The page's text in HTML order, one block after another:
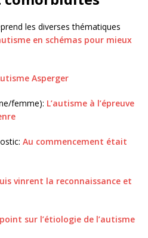
les diverses thématiques
en schémas pour mieux
Asperger
femme): L’autisme à l’épreuve
Au commencement était
vinrent la reconnaissance et
sur l’étiologie de l’autisme